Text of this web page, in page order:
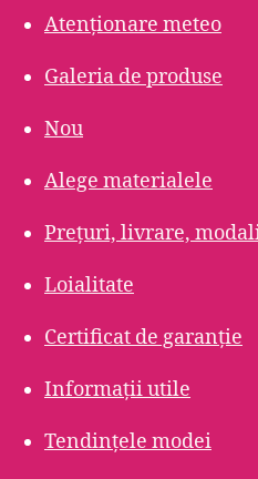
Atenționare meteo
Galeria de produse
Nou
Alege materialele
Prețuri, livrare,
Loialitate
Certificat de garanție
Informații utile
Tendințele modei